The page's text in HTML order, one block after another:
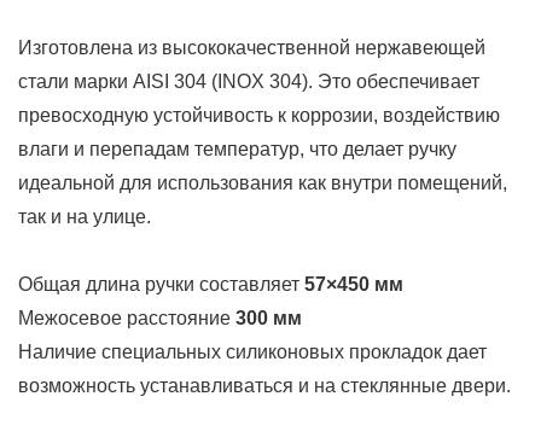
Изготовлена из высококачественной нержавеющей
стали марки AISI 304 (INOX 304). Это обеспечивает
превосходную устойчивость к коррозии, воздействию
влаги и перепадам температур, что делает ручку
идеальной для использования как внутри помещений,
так и на улице.
Общая длина ручки составляет 57×450 мм
Межосевое расстояние 300 мм
Наличие специальных силиконовых прокладок дает
возможность устанавливаться и на стеклянные двери.